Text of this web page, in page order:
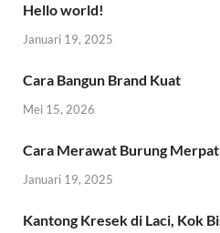
Hello world!
Januari 19, 2025
Cara Bangun Brand Kuat
Mei 15, 2026
Cara Merawat Burung
Januari 19, 2025
Kantong Kresek di Laci, Kok